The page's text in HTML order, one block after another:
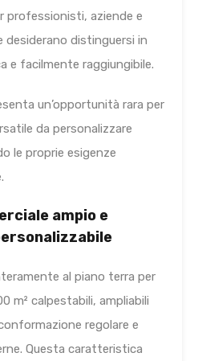
professionisti, aziende e
distinguersi in
e facilmente raggiungibile.
un’opportunità rara per
da personalizzare
le proprie esigenze
ampio e
al piano terra per
m² calpestabili, ampliabili
regolare e
Questa caratteristica